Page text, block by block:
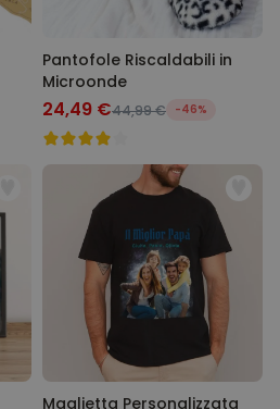
Pantofole Riscaldabili in
Microonde
24,49 €44,99 € -46%
Maglietta Personalizzata